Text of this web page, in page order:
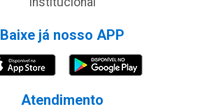
Baixe já nosso APP
Atendimento